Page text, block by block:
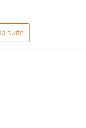
suite